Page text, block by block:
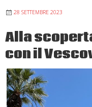
28 SETTEMBRE 2023
Alla
con il